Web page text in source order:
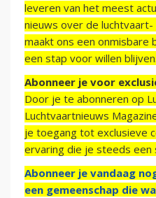
leveren van het meest
nieuws over de
maakt ons een onmisbare
een stap voor willen blijven.
Abonneer je voor
Door je te abonneren op
Luchtvaartnieuws
je toegang tot exclusieve
ervaring die je steeds
Abonneer je vandaag
een gemeenschap die